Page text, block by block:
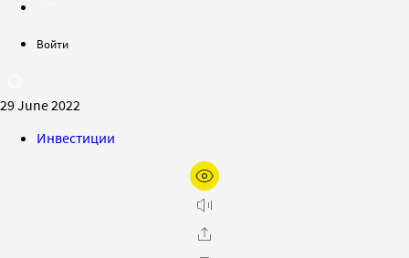
Войти
29 June 2022
Инвестиции